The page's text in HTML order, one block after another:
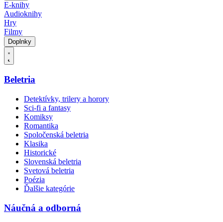
E-knihy
Audioknihy
Hry
Filmy
Doplnky
Beletria
Detektívky, trilery a horory
Sci-fi a fantasy
Komiksy
Romantika
Spoločenská beletria
Klasika
Historické
Slovenská beletria
Svetová beletria
Poézia
Ďalšie kategórie
Náučná a odborná